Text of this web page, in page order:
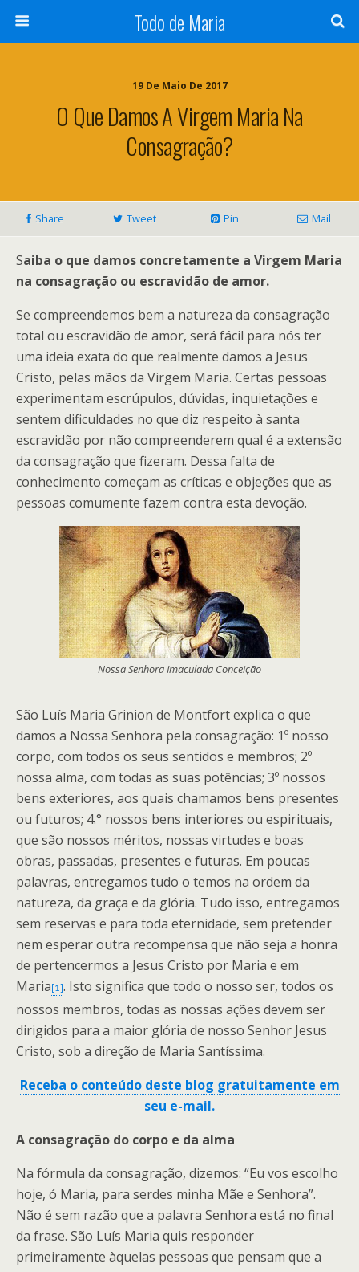
Todo de Maria
19 De Maio De 2017
O Que Damos A Virgem Maria Na
Consagração?
Share Tweet Pin Mail
Saiba o que damos concretamente a Virgem Maria
na consagração ou escravidão de amor.
Se compreendemos bem a natureza da consagração
total ou escravidão de amor, será fácil para nós ter
uma ideia exata do que realmente damos a Jesus
Cristo, pelas mãos da Virgem Maria. Certas pessoas
experimentam escrúpulos, dúvidas, inquietações e
sentem dificuldades no que diz respeito à santa
escravidão por não compreenderem qual é a extensão
da consagração que fizeram. Dessa falta de
conhecimento começam as críticas e objeções que as
pessoas comumente fazem contra esta devoção.
Nossa Senhora Imaculada Conceição
São Luís Maria Grinion de Montfort explica o que
damos a Nossa Senhora pela consagração: 1º nosso
corpo, com todos os seus sentidos e membros; 2º
nossa alma, com todas as suas potências; 3º nossos
bens exteriores, aos quais chamamos bens presentes
ou futuros; 4.° nossos bens interiores ou espirituais,
que são nossos méritos, nossas virtudes e boas
obras, passadas, presentes e futuras. Em poucas
palavras, entregamos tudo o temos na ordem da
natureza, da graça e da glória. Tudo isso, entregamos
sem reservas e para toda eternidade, sem pretender
nem esperar outra recompensa que não seja a honra
de pertencermos a Jesus Cristo por Maria e em
Maria [1]. Isto significa que todo o nosso ser, todos os
nossos membros, todas as nossas ações devem ser
dirigidos para a maior glória de nosso Senhor Jesus
Cristo, sob a direção de Maria Santíssima.
Receba o conteúdo deste blog gratuitamente em
seu e-mail.
A consagração do corpo e da alma
Na fórmula da consagração, dizemos: “Eu vos escolho
hoje, ó Maria, para serdes minha Mãe e Senhora”.
Não é sem razão que a palavra Senhora está no final
da frase. São Luís Maria quis responder
primeiramente àquelas pessoas que pensam que a